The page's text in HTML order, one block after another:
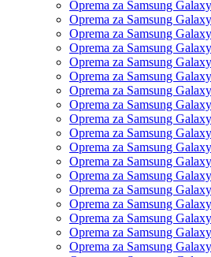
Oprema za Samsung
Oprema za Samsung
Oprema za Samsung
Oprema za Samsung
Oprema za Samsung
Oprema za Samsung
Oprema za Samsung
Oprema za Samsung
Oprema za Samsung
Oprema za Samsung
Oprema za Samsung
Oprema za Samsung
Oprema za Samsung
Oprema za Samsung
Oprema za Samsung
Oprema za Samsung
Oprema za Samsung
Oprema za Samsung